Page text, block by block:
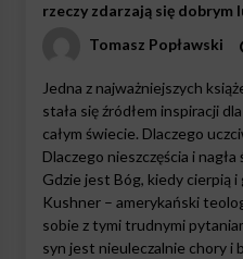
rzeczy zdarzają się dobrym
Tomasz Popławski
Jedna z najważniejszych
stała się źródłem inspiracji
całym świecie. Dlaczego
Dlaczego nieszczęścia i
Gdzie jest Bóg, kiedy cierpią i
Kushner – amerykański
sobie z tymi trudnymi
syn jest nieuleczalnie chory i